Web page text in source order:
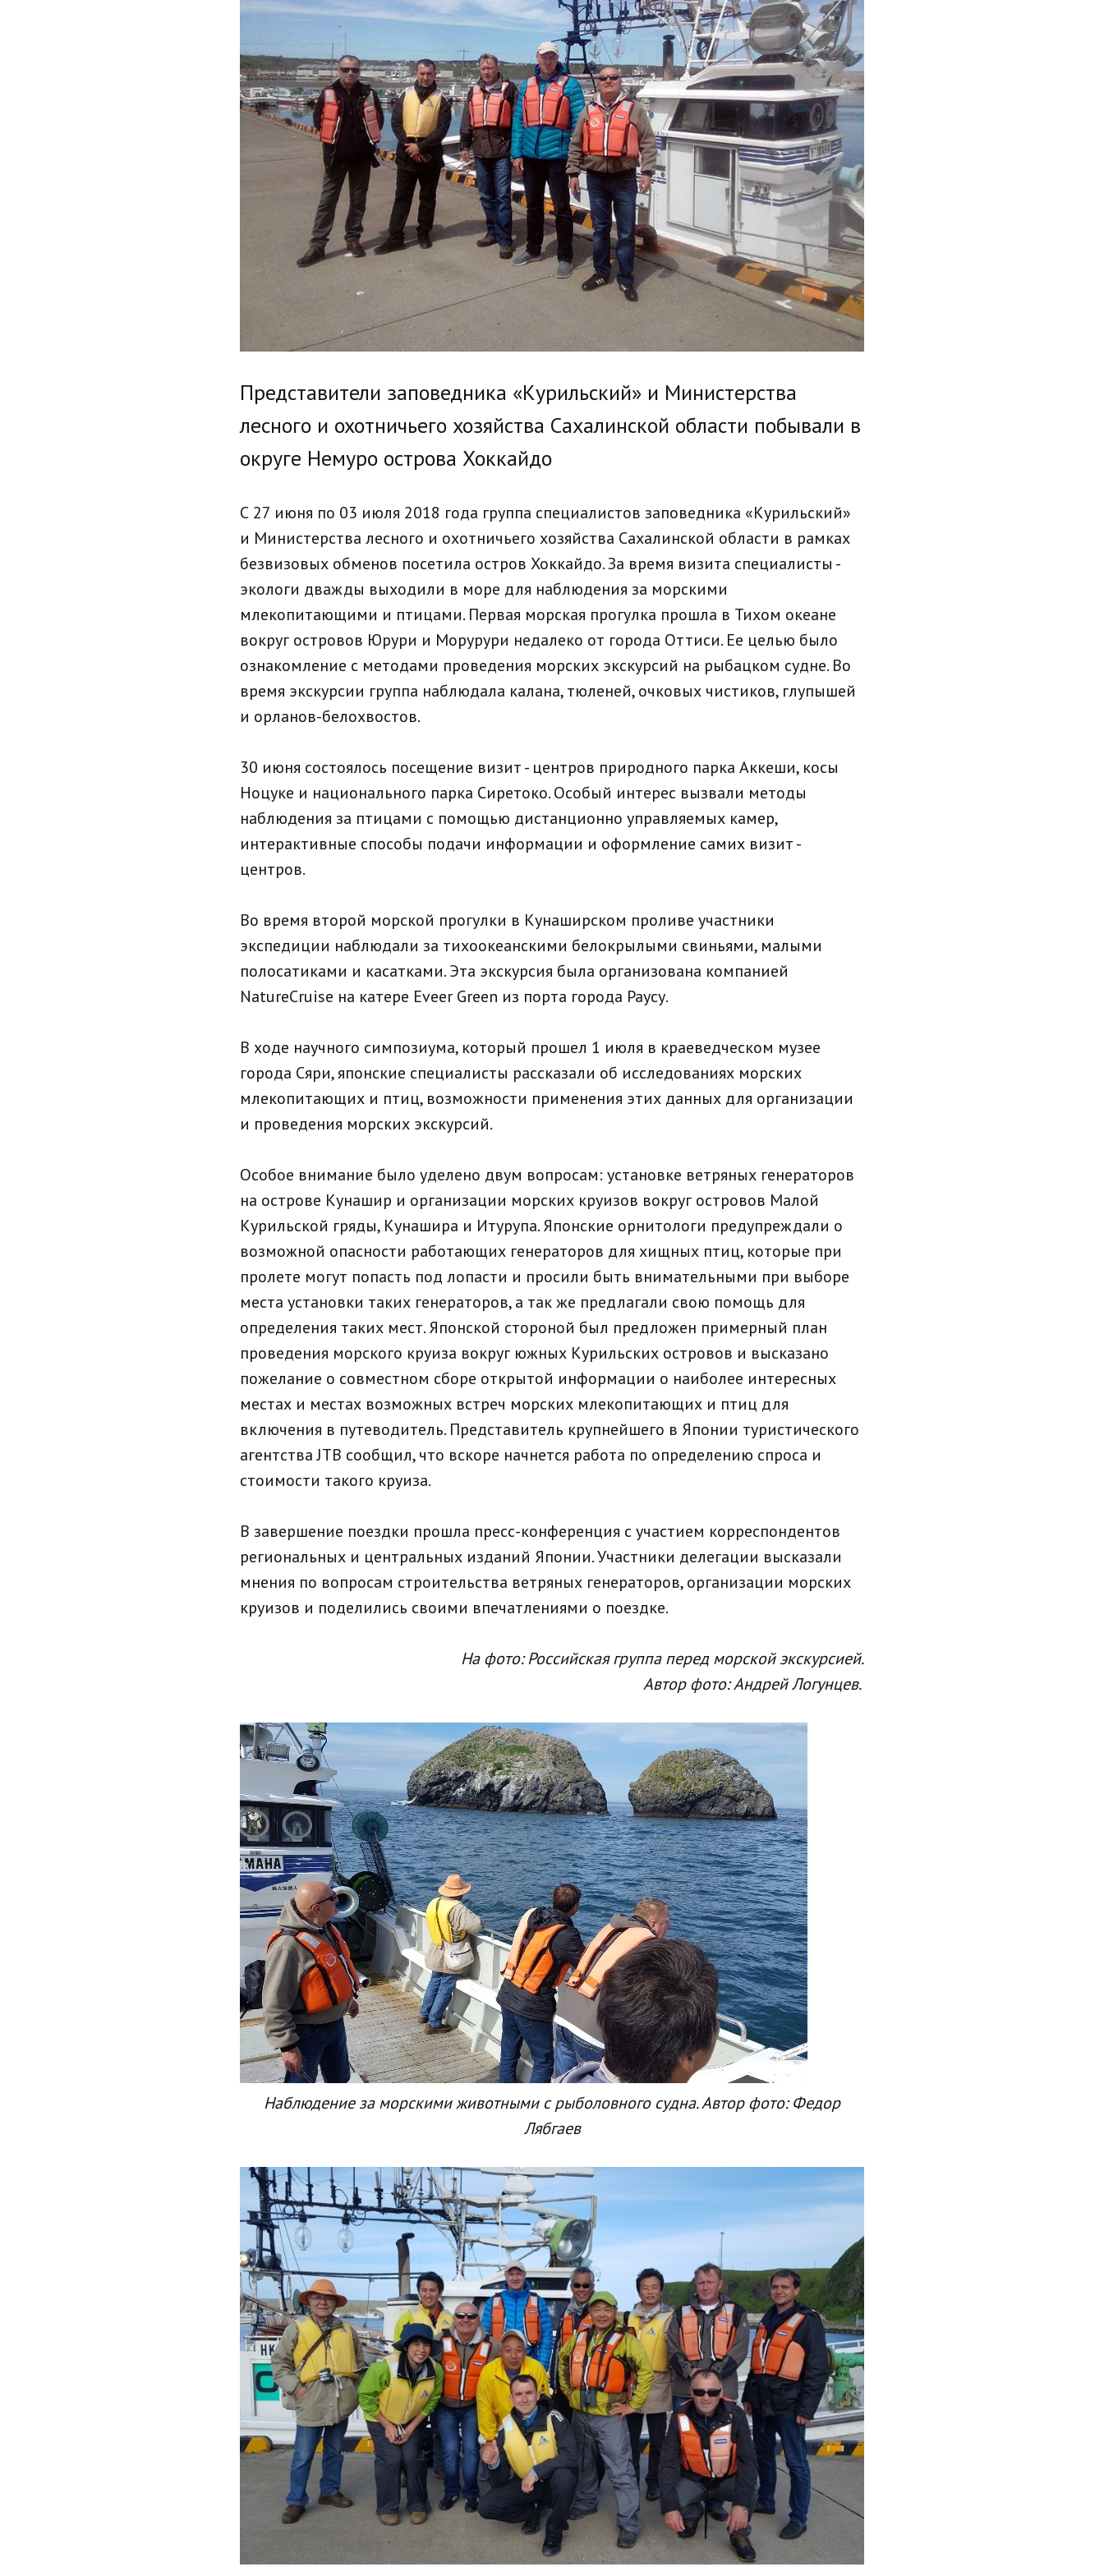
Представители заповедника «Курильский» и Министерства
лесного и охотничьего хозяйства Сахалинской области побывали в
округе Немуро острова Хоккайдо
С 27 июня по 03 июля 2018 года группа специалистов заповедника «Курильский»
и Министерства лесного и охотничьего хозяйства Сахалинской области в рамках
безвизовых обменов посетила остров Хоккайдо. За время визита специалисты -
экологи дважды выходили в море для наблюдения за морскими
млекопитающими и птицами. Первая морская прогулка прошла в Тихом океане
вокруг островов Юрури и Морурури недалеко от города Оттиси. Ее целью было
ознакомление с методами проведения морских экскурсий на рыбацком судне. Во
время экскурсии группа наблюдала калана, тюленей, очковых чистиков, глупышей
и орланов-белохвостов.
30 июня состоялось посещение визит - центров природного парка Аккеши, косы
Ноцуке и национального парка Сиретоко. Особый интерес вызвали методы
наблюдения за птицами с помощью дистанционно управляемых камер,
интерактивные способы подачи информации и оформление самих визит -
центров.
Во время второй морской прогулки в Кунаширском проливе участники
экспедиции наблюдали за тихоокеанскими белокрылыми свиньями, малыми
полосатиками и касатками. Эта экскурсия была организована компанией
NatureCruise на катере Eveer Green из порта города Раусу.
В ходе научного симпозиума, который прошел 1 июля в краеведческом музее
города Сяри, японские специалисты рассказали об исследованиях морских
млекопитающих и птиц, возможности применения этих данных для организации
и проведения морских экскурсий.
Особое внимание было уделено двум вопросам: установке ветряных генераторов
на острове Кунашир и организации морских круизов вокруг островов Малой
Курильской гряды, Кунашира и Итурупа. Японские орнитологи предупреждали о
возможной опасности работающих генераторов для хищных птиц, которые при
пролете могут попасть под лопасти и просили быть внимательными при выборе
места установки таких генераторов, а так же предлагали свою помощь для
определения таких мест. Японской стороной был предложен примерный план
проведения морского круиза вокруг южных Курильских островов и высказано
пожелание о совместном сборе открытой информации о наиболее интересных
местах и местах возможных встреч морских млекопитающих и птиц для
включения в путеводитель. Представитель крупнейшего в Японии туристического
агентства JTB сообщил, что вскоре начнется работа по определению спроса и
стоимости такого круиза.
В завершение поездки прошла пресс-конференция с участием корреспондентов
региональных и центральных изданий Японии. Участники делегации высказали
мнения по вопросам строительства ветряных генераторов, организации морских
круизов и поделились своими впечатлениями о поездке.
На фото: Российская группа перед морской экскурсией.
Автор фото: Андрей Логунцев.
Наблюдение за морскими животными с рыболовного судна. Автор фото: Федор
Лябгаев